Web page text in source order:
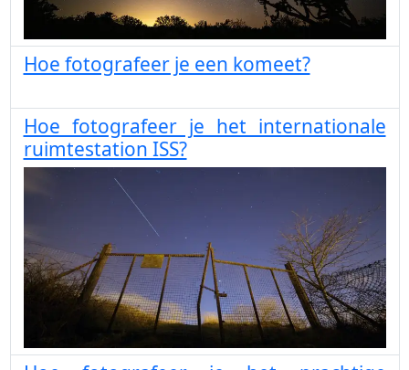
Hoe fotografeer je een komeet?
Hoe fotografeer je het internationale
ruimtestation ISS?